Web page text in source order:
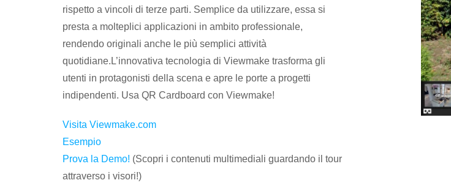
rispetto a vincoli di terze parti. Semplice da utilizzare, essa si
presta a molteplici applicazioni in ambito professionale,
rendendo originali anche le più semplici attività
quotidiane.L’innovativa tecnologia di Viewmake trasforma gli
utenti in protagonisti della scena e apre le porte a progetti
indipendenti. Usa QR Cardboard con Viewmake!
Visita Viewmake.com
Esempio
Prova la Demo! (Scopri i contenuti multimediali guardando il tour
attraverso i visori!)